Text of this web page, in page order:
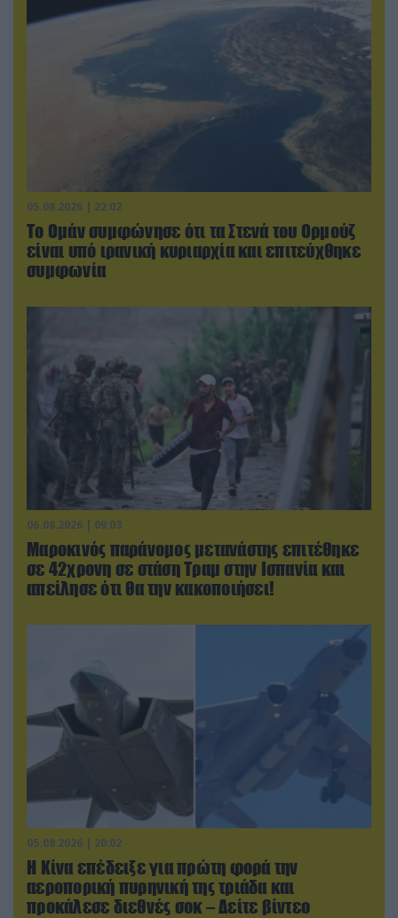
05.08.2026 | 22:02
Το Ομάν συμφώνησε ότι τα Στενά του Ορμούζ
είναι υπό ιρανική κυριαρχία και επιτεύχθηκε
συμφωνία
06.08.2026 | 09:03
Μαροκινός παράνομος μετανάστης επιτέθηκε
σε 42χρονη σε στάση Τραμ στην Ισπανία και
απείλησε ότι θα την κακοποιήσει!
05.08.2026 | 20:02
Η Κίνα επέδειξε για πρώτη φορά την
αεροπορική πυρηνική της τριάδα και
προκάλεσε διεθνές σοκ – Δείτε βίντεο